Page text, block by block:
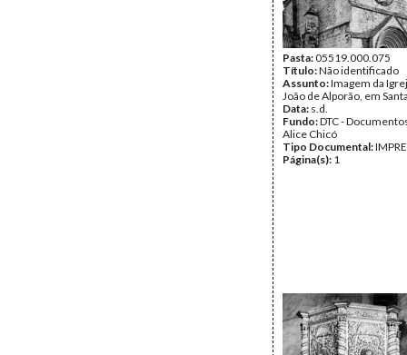
Pasta:05519.000.075
Título:Não identificado
Assunto:Imagem da
João de Alporão, em
Data: s.d.
Fundo:DTC -
Alice Chicó
Tipo Documental:
Página(s): 1